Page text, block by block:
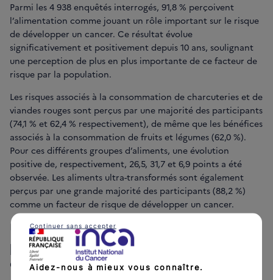
Parmi les 4 938 enquêtés interrogés, 91,8 % perçoivent
l’alimentation comme jouant un rôle important sur le risque
de développer un cancer. Ce résultat évolue
significativement et positivement depuis 10 ans, soulignant
une perception de plus en plus importante de ce facteur de
risque par la population.
Les risques associés à la consommation de charcuteries et de
viandes rouges sont perçus par une majorité des participants
(74,1 % et 62,4 % respectivement), de même que les bénéfices
associés à la consommation de fruits et légumes (62,0 %).
Pour ces différents groupes d’aliments, une évolution
positive de, respectivement, 26,5, 31,7 et 6,9 points a été
observée. Les aliments ultra-transformés sont également
perçus par une grande majorité des participants (88,2 %)
comme un facteur de risque de développer un cancer.
Une perception des aliments
protecteurs de cancer à
développer
Aidez-nous à mieux vous connaître.
Continuer sans accepter